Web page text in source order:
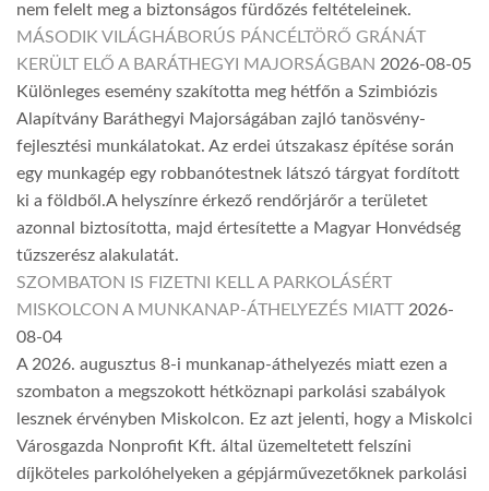
nem felelt meg a biztonságos fürdőzés feltételeinek.
MÁSODIK VILÁGHÁBORÚS PÁNCÉLTÖRŐ GRÁNÁT
KERÜLT ELŐ A BARÁTHEGYI MAJORSÁGBAN 2026-08-05
Különleges esemény szakította meg hétfőn a Szimbiózis
Alapítvány Baráthegyi Majorságában zajló tanösvény-
fejlesztési munkálatokat. Az erdei útszakasz építése során
egy munkagép egy robbanótestnek látszó tárgyat fordított
ki a földből.A helyszínre érkező rendőrjárőr a területet
azonnal biztosította, majd értesítette a Magyar Honvédség
tűzszerész alakulatát.
SZOMBATON IS FIZETNI KELL A PARKOLÁSÉRT
MISKOLCON A MUNKANAP-ÁTHELYEZÉS MIATT 2026-
08-04
A 2026. augusztus 8-i munkanap-áthelyezés miatt ezen a
szombaton a megszokott hétköznapi parkolási szabályok
lesznek érvényben Miskolcon. Ez azt jelenti, hogy a Miskolci
Városgazda Nonprofit Kft. által üzemeltetett felszíni
díjköteles parkolóhelyeken a gépjárművezetőknek parkolási